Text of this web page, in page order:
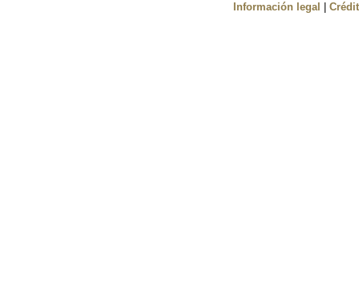
Información legal